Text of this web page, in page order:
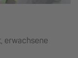
erwachsene